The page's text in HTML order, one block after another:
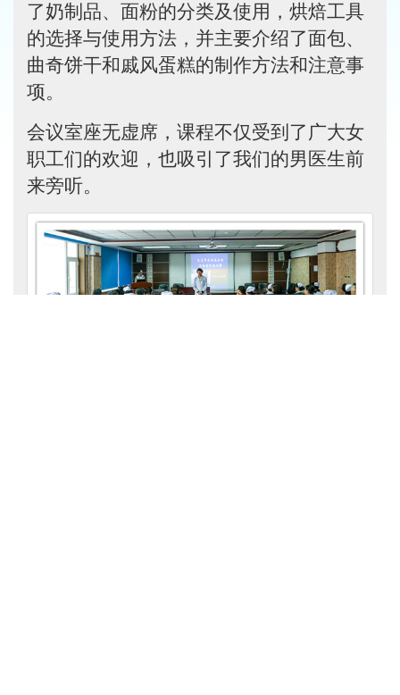
了奶制品、面粉的分类及使用，烘焙工具
的选择与使用方法，并主要介绍了面包、
曲奇饼干和戚风蛋糕的制作方法和注意事
项。
会议室座无虚席，课程不仅受到了广大女
职工们的欢迎，也吸引了我们的男医生前
来旁听。